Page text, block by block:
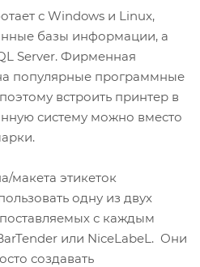
с Windows и Linux,
базы информации, а
Server. Фирменная
популярные программные
встроить принтер в
систему можно вместо
макета этикеток
одну из двух
с каждым
или NiceLabeL. Они
создавать